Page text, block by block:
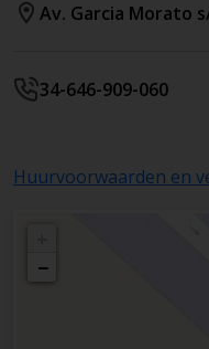
Av. Garcia Morato
34-646-909-060
Huurvoorwaarden en
−